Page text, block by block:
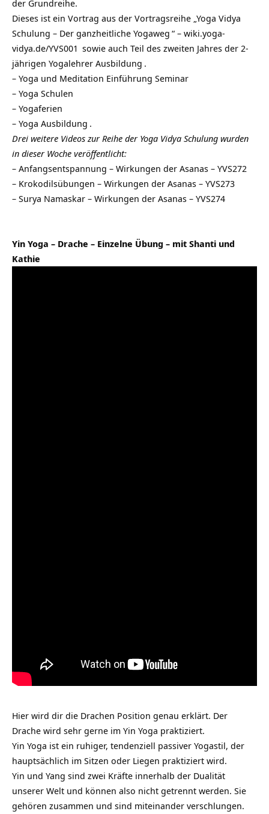
der Grundreihe.
Dieses ist ein Vortrag aus der Vortragsreihe „Yoga Vidya
Schulung – Der ganzheitliche Yogaweg “ – wiki.yoga-
vidya.de/YVS001 sowie auch Teil des zweiten Jahres der 2-
jährigen Yogalehrer Ausbildung .
– Yoga und Meditation Einführung Seminar
– Yoga Schulen
– Yogaferien
– Yoga Ausbildung .
Drei weitere Videos zur Reihe der Yoga Vidya Schulung wurden
in dieser Woche veröffentlicht:
– Anfangsentspannung – Wirkungen der Asanas – YVS272
– Krokodilsübungen – Wirkungen der Asanas – YVS273
– Surya Namaskar – Wirkungen der Asanas – YVS274
Yin Yoga – Drache – Einzelne Übung – mit Shanti und
Kathie
Hier wird dir die Drachen Position genau erklärt. Der
Drache wird sehr gerne im Yin Yoga praktiziert.
Yin Yoga ist ein ruhiger, tendenziell passiver Yogastil, der
hauptsächlich im Sitzen oder Liegen praktiziert wird.
Yin und Yang sind zwei Kräfte innerhalb der Dualität
unserer Welt und können also nicht getrennt werden. Sie
gehören zusammen und sind miteinander verschlungen.